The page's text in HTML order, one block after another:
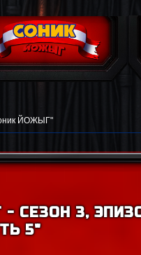
ЙОЖЫГ"
СЕЗОН 3,
5"